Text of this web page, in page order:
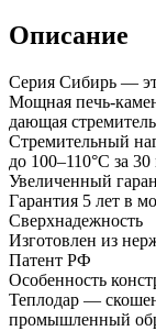
Панорама
Описание
Серия Сибирь —
Мощная печь-
дающая
Стремительный
до 100–110°С за
Увеличенный
Гарантия 5 лет в
Сверхнадежность
Изготовлен из
Патент РФ
Особенность
Теплодар —
промышленный